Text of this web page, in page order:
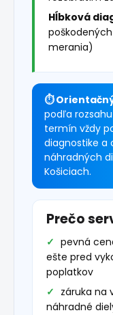
Hĺbková
merania)
⏱
podľa
termín vždy
diagnostike a
náhradných
Košiciach.
Prečo
pevná
ešte pred
poplatkov
záruka na
náhradné